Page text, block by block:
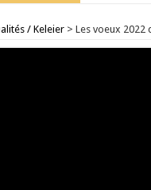
/ Keleier > Les voeux 2022